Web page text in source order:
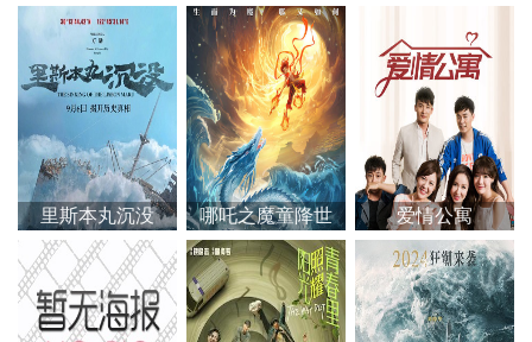
里斯本丸沉没 哪吒之魔童降世 爱情公寓